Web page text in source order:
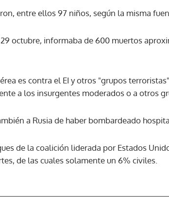
Gracias por suscribirte a nuestro boletín.
entre ellos 97 niños, según la misma
octubre, informaba de 600 muertos
es contra el EI y otros "grupos
a los insurgentes moderados o a otros
a Rusia de haber bombardeado
de la coalición liderada por Estados
de las cuales solamente un 6% civiles.